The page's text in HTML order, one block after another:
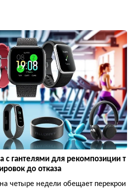
с гантелями для рекомпозиции т
до отказа
четыре недели обещает перекрои